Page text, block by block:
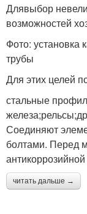
Длявыбор
возможностей
Фото: установка
трубы
Для этих целей
стальные
Соединяют
болтами. Перед
антикоррозийной
читать дальше →